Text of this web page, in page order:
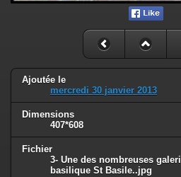
Ajoutée le
mercredi 30 janvier 2013
Dimensions
407*608
Fichier
3- Une des nombreuses
basilique St Basile..jpg